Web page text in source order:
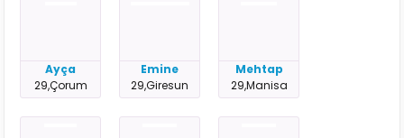
Ayça
29,Çorum
Emine
29,Giresun
Mehtap
29,Manisa